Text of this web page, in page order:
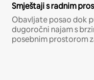
Smještaji s radnim
Obavljate posao dok
dugoročni najam s
posebnim prostorom